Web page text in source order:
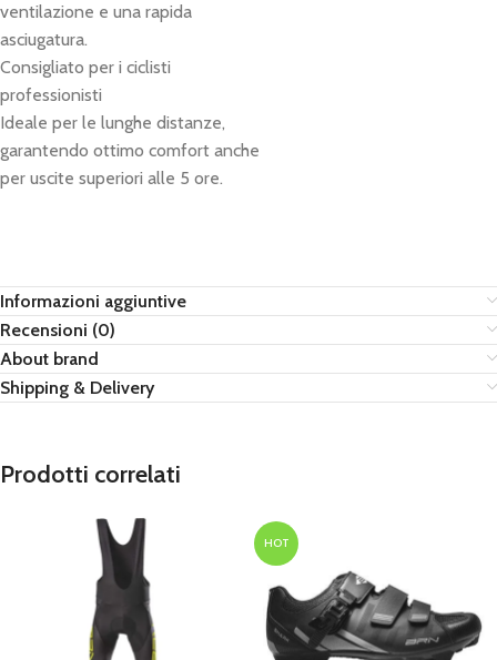
ventilazione e una rapida
asciugatura.
Consigliato per i ciclisti
professionisti
Ideale per le lunghe distanze,
garantendo ottimo comfort anche
per uscite superiori alle 5 ore.
Informazioni aggiuntive
Recensioni (0)
About brand
Shipping & Delivery
Prodotti correlati
HOT